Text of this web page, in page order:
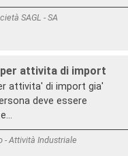
SAGL - SA
attivita di import
attivita' di import gia'
deve essere
- Attività Industriale